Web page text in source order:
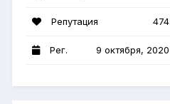
Репутация 474
Рег. 9 октября, 2020